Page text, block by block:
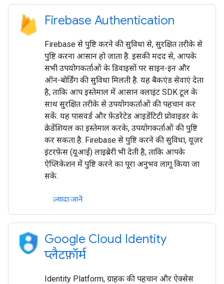
Firebase Authentication
Firebase से पुष्टि करने की सुविधा से, सुरक्षित तरीके से
पुष्टि करना आसान हो जाता है. इसकी मदद से, आपके
सभी उपयोगकर्ताओं के डिवाइसों पर साइन-इन और
ऑन-बोर्डिंग की सुविधा मिलती है. यह बैकएंड सेवाएं देता
है, ताकि आप इस्तेमाल में आसान क्लाइंट SDK टूल के
साथ सुरक्षित तरीके से उपयोगकर्ताओं की पहचान कर
सकें. यह पासवर्ड और फ़ेडरेटेड आइडेंटिटी प्रोवाइडर के
क्रेडेंशियल का इस्तेमाल करके, उपयोगकर्ताओं की पुष्टि
कर सकता है. Firebase से पुष्टि करने की सुविधा, यूज़र
इंटरफ़ेस (यूआई) लाइब्रेरी भी देती है, ताकि आपके
ऐप्लिकेशन में पुष्टि करने का पूरा अनुभव लागू किया जा
सके.
ज़्यादा जानें
Google Cloud Identity
प्लैटफ़ॉर्म
Identity Platform, ग्राहक की पहचान और ऐक्सेस